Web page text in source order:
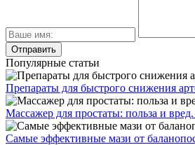
Популярные статьи
Препараты для быстрого снижения
Массажер для простаты: польза и
Самые эффективные мази от